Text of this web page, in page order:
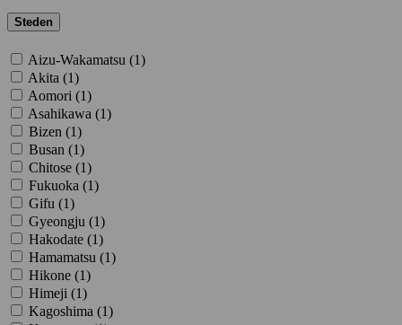
Steden
Aizu-Wakamatsu (1)
Akita (1)
Aomori (1)
Asahikawa (1)
Bizen (1)
Busan (1)
Chitose (1)
Fukuoka (1)
Gifu (1)
Gyeongju (1)
Hakodate (1)
Hamamatsu (1)
Hikone (1)
Himeji (1)
Kagoshima (1)